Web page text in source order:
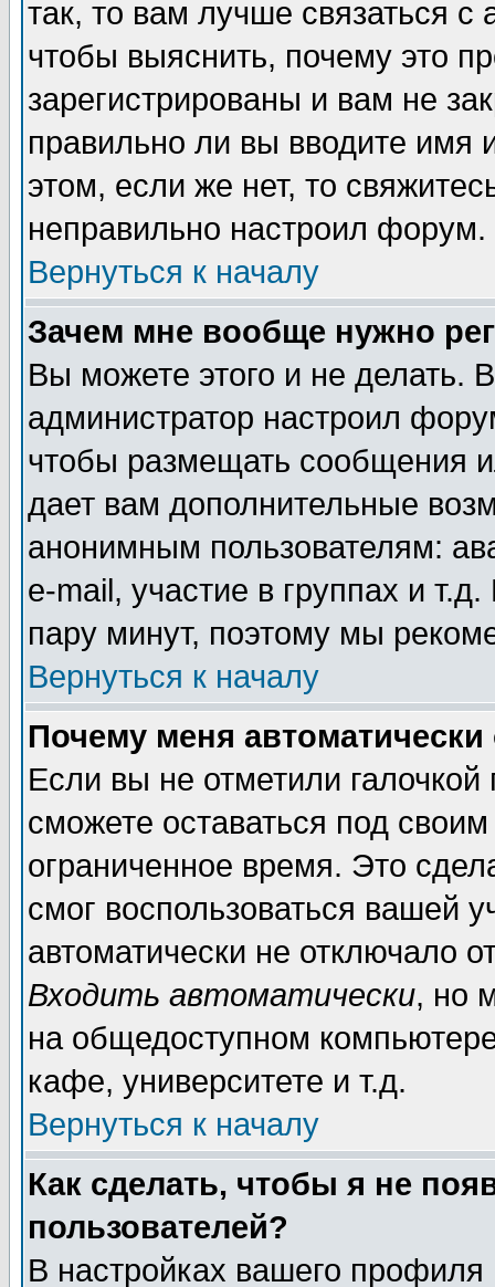
так, то вам лучше связаться
чтобы выяснить, почему это
зарегистрированы и вам не
правильно ли вы вводите
этом, если же нет, то
неправильно настроил форум.
Вернуться к началу
Зачем мне вообще нужно
Вы можете этого и не делать.
администратор настроил
чтобы размещать сообщения
дает вам дополнительные
анонимным пользователям:
e-mail, участие в группах и
пару минут, поэтому мы
Вернуться к началу
Почему меня автоматически
Если вы не отметили галочкой
сможете оставаться под
ограниченное время. Это
смог воспользоваться вашей
автоматически не отключало
Входить автоматически, но
на общедоступном
кафе, университете и т.д.
Вернуться к началу
Как сделать, чтобы я не
пользователей?
В настройках вашего